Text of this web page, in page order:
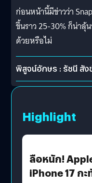
ก่อนหน้านี้มีข่าวว่า
ขึ้นราว 25-30% ก็น่าลุ้
ด้วยหรือไม่
พิสูจน์อักษร : รัชนี สัง
Highlight
ลือหนัก!
iPhone 17 ก